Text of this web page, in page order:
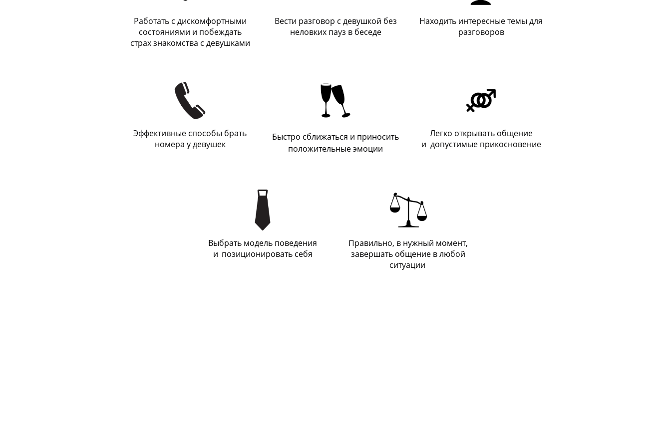
Работать с дискомфортными
состояниями и побеждать
страх знакомства с девушками
Вести разговор с девушкой без
неловких пауз в беседе
Находить интересные темы для
разговоров
Эффективные способы брать
номера у девушек
Быстро сближаться и приносить
положительные эмоции
Легко открывать общение
и допустимые прикосновение
Выбрать модель поведения
и позиционировать себя
Правильно, в нужный момент,
завершать общение в любой
ситуации